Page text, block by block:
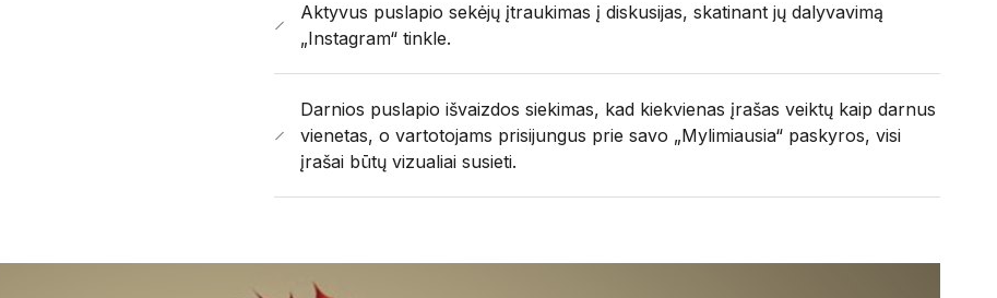
Aktyvus puslapio sekėjų įtraukimas į diskusijas, skatinant jų dalyvavimą
„Instagram“ tinkle.
Darnios puslapio išvaizdos siekimas, kad kiekvienas įrašas veiktų kaip darnus
vienetas, o vartotojams prisijungus prie savo „Mylimiausia“ paskyros, visi
įrašai būtų vizualiai susieti.